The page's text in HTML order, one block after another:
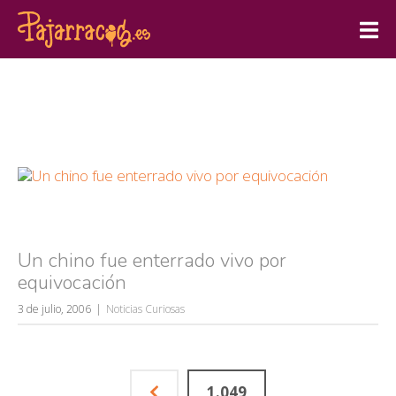
Un chino fue enterrado vivo por
equivocación
3 de julio, 2006 Noticias Curiosas
1.049